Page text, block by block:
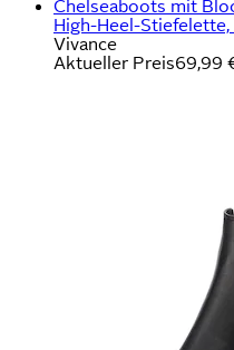
Chelseaboots mit
High-Heel-
Vivance
Aktueller Preis69,99